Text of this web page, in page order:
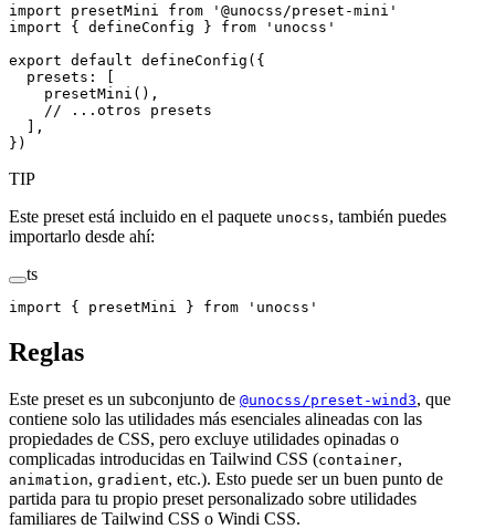
import presetMini from ' @unocss/preset-mini '
import { defineConfig } from ' unocss '
export default defineConfig ({
  presets
: [
    presetMini
(),
    // ...otros presets
  ],
})
TIP
Este preset está incluido en el paquete unocss, también puedes
importarlo desde ahí:
ts
import { presetMini } from ' unocss '
Reglas
Este preset es un subconjunto de @unocss/preset-wind3, que
contiene solo las utilidades más esenciales alineadas con las
propiedades de CSS, pero excluye utilidades opinadas o
complicadas introducidas en Tailwind CSS (container,
animation, gradient, etc.). Esto puede ser un buen punto de
partida para tu propio preset personalizado sobre utilidades
familiares de Tailwind CSS o Windi CSS.